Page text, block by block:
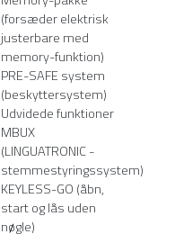
(forsæder elektrisk
justerbare med
memory-funktion)
PRE-SAFE system
(beskyttersystem)
Udvidede funktioner
MBUX
(LINGUATRONIC -
stemmestyringssystem)
KEYLESS-GO (åbn,
start og lås uden
nøgle)